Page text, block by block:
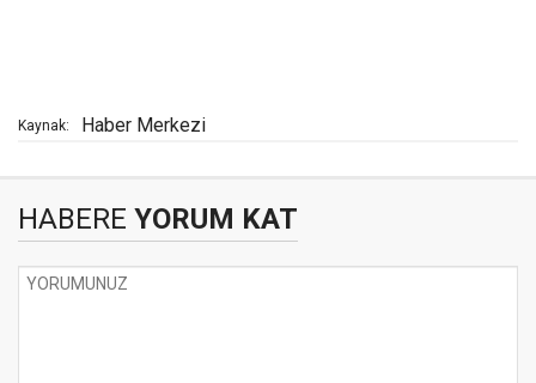
Kaynak: Haber Merkezi
HABERE YORUM KAT